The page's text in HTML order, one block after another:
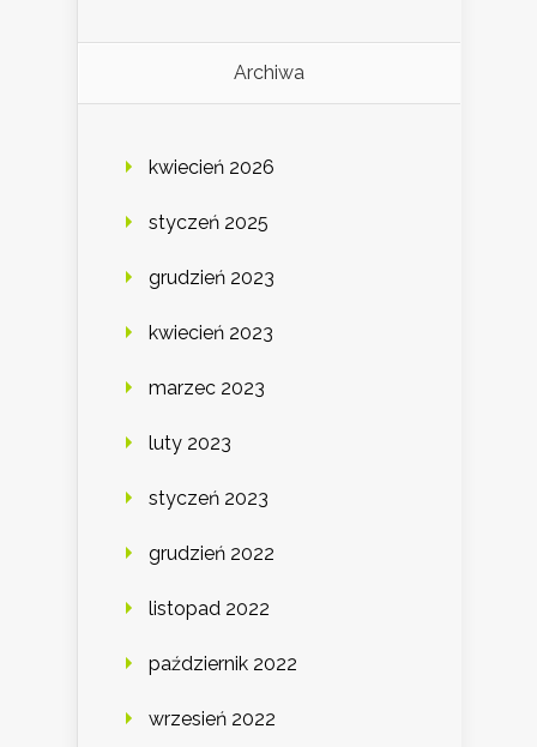
Archiwa
kwiecień 2026
styczeń 2025
grudzień 2023
kwiecień 2023
marzec 2023
luty 2023
styczeń 2023
grudzień 2022
listopad 2022
październik 2022
wrzesień 2022